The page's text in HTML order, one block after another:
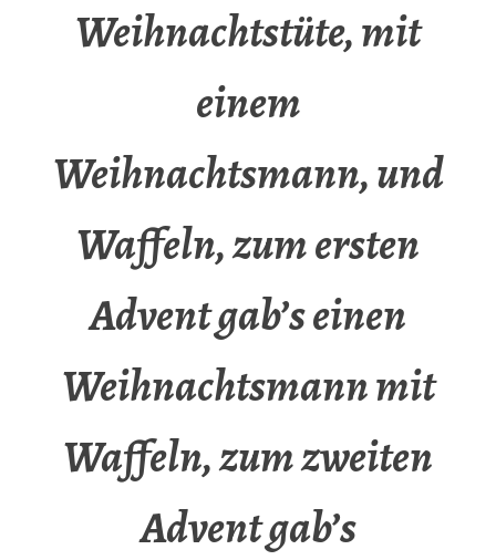
Weihnachtstüte, mit
einem
Weihnachtsmann, und
Waffeln, zum ersten
Advent gab’s einen
Weihnachtsmann mit
Waffeln, zum zweiten
Advent gab’s